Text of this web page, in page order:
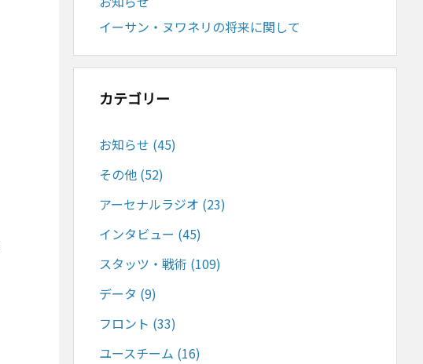
イーサン・ヌワネリの将来に関して
カテゴリー
お知らせ (45)
その他 (52)
アーセナルラジオ (23)
インタビュー (45)
スタッツ・戦術 (109)
データ (9)
フロント (33)
ユースチーム (16)